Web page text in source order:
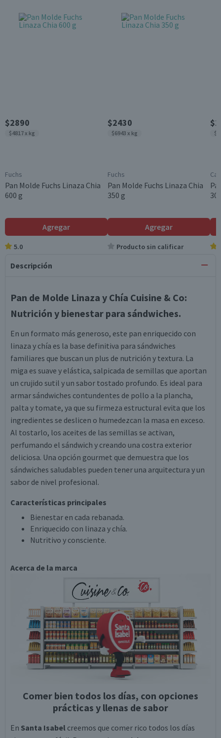
$2890
$4817 x kg
Fuchs
Pan Molde Fuchs Linaza Chia
600 g
Agregar
5.0
$2430
$6943 x kg
Fuchs
Pan Molde Fuchs Linaza Chia
350 g
Agregar
Producto sin calificar
Descripción
Pan de Molde Linaza y Chía Cuisine & Co:
Nutrición y bienestar para sándwiches.
En un formato más generoso, este pan enriquecido con
linaza y chía es la base definitiva para sándwiches
familiares que buscan un plus de nutrición y textura. La
miga es suave y elástica, salpicada de semillas que aportan
un crujido sutil y un sabor tostado profundo. Es ideal para
armar sándwiches contundentes de pollo a la plancha,
palta y tomate, ya que su firmeza estructural evita que los
ingredientes se deslicen o humedezcan la masa en exceso.
Al tostarlo, los aceites de las semillas se activan,
perfumando el sándwich y creando una costra exterior
deliciosa. Una opción gourmet que demuestra que los
sándwiches saludables pueden tener una arquitectura y un
sabor de nivel profesional.
Características principales
Bienestar en cada rebanada.
Enriquecido con linaza y chía.
Nutritivo y consciente.
Acerca de la marca
Comer bien todos los días, con opciones
prácticas y llenas de sabor
En Santa Isabel creemos que comer rico todos los días